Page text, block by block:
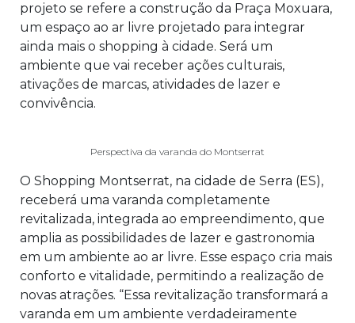
projeto se refere a construção da Praça Moxuara,
um espaço ao ar livre projetado para integrar
ainda mais o shopping à cidade. Será um
ambiente que vai receber ações culturais,
ativações de marcas, atividades de lazer e
convivência.
Perspectiva da varanda do Montserrat
O Shopping Montserrat, na cidade de Serra (ES),
receberá uma varanda completamente
revitalizada, integrada ao empreendimento, que
amplia as possibilidades de lazer e gastronomia
em um ambiente ao ar livre. Esse espaço cria mais
conforto e vitalidade, permitindo a realização de
novas atrações. “Essa revitalização transformará a
varanda em um ambiente verdadeiramente